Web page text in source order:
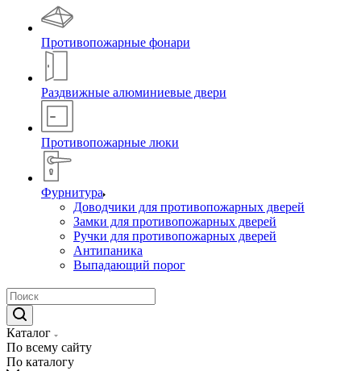
Противопожарные фонари
Раздвижные алюминиевые двери
Противопожарные люки
Фурнитура
Доводчики для противопожарных дверей
Замки для противопожарных дверей
Ручки для противопожарных дверей
Антипаника
Выпадающий порог
Каталог
По всему сайту
По каталогу